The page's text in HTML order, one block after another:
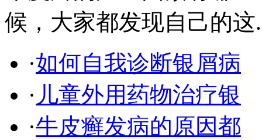
候，大家都发现自己的这
·如何自我诊断银屑病
· 儿童外用药物治疗银
·牛皮癣发病的原因都